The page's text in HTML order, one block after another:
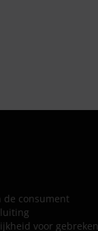
de consument
voor gebreken